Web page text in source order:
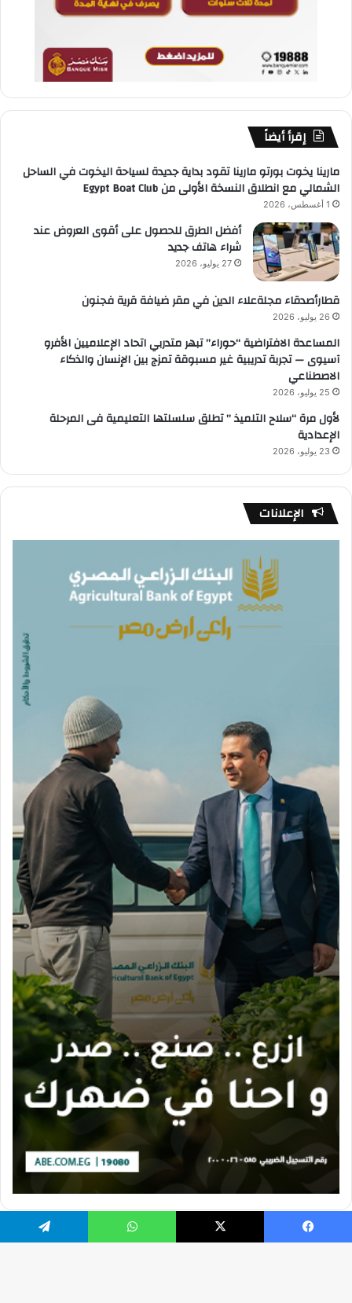
إقرأ أيضاً
مارينا يخوت بورتو مارينا تقود بداية جديدة لسياحة اليخوت في الساحل
الشمالي مع انطلاق النسخة الأولى من Egypt Boat Club
1 أغسطس، 2026
أفضل الطرق للحصول على أقوى العروض عند
شراء هاتف جديد
27 يوليو، 2026
قطارأصدقاء مجلةعلاء الدين في مقر ضيافة قرية فجنون
26 يوليو، 2026
المساعدة الافتراضية “حوراء” تبهر متدربي اتحاد الإعلاميين الأفرو
آسيوى — تجربة تدريبية غير مسبوقة تمزج بين الإنسان والذكاء
الاصطناعي
25 يوليو، 2026
لأول مرة “سلاح التلميذ ” تطلق سلسلتها التعليمية فى المرحلة
الإعدادية
23 يوليو، 2026
الإعلانات
فيسبوك X واتساب تيلقرام